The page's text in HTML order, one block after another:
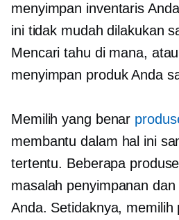
menyimpan inventaris
ini tidak mudah dilakukan
Mencari tahu di mana,
menyimpan produk Anda
Memilih yang benar
membantu dalam hal ini
tertentu. Beberapa
masalah penyimpanan
Anda. Setidaknya, memilih